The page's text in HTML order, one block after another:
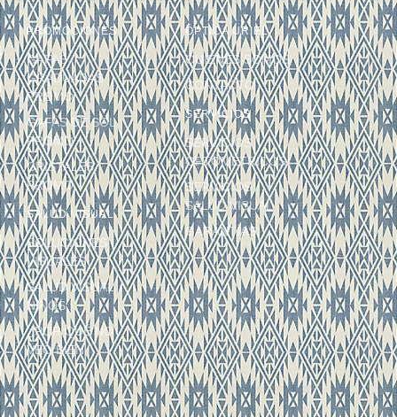
ÓPTICA URIEL
QUIÉNES SOMOS
CONTACTO
SERVICIOS
SERVICIOS
OPTOMÉTRICOS
SERVICIOS
SALUD VISUAL
GARANTÍAS
PROMOCIONES
GAFAS
GRADUADAS
PROMO
GAFAS DE SOL
PROMO
CRISTALES
PROMO
SALUD VISUAL
SOLUCIONES
VISUALES
SALUD VISUAL
NIÑOS
¿POR QUÉ NO
VEO BIEN